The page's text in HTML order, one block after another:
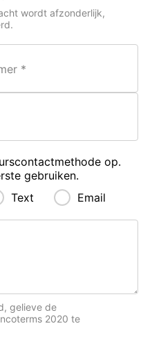
wordt afzonderlijk,
op.
gebruiken.
Text Email
gelieve de
2020 te